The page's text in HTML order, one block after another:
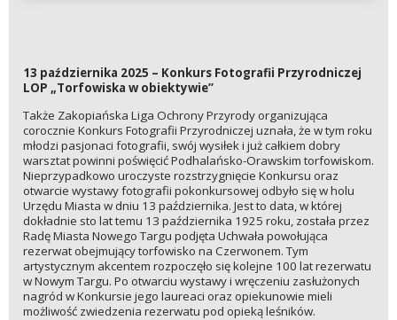
13 października 2025 – Konkurs Fotografii Przyrodniczej
LOP „Torfowiska w obiektywie”
Także Zakopiańska Liga Ochrony Przyrody organizująca
corocznie Konkurs Fotografii Przyrodniczej uznała, że w tym roku
młodzi pasjonaci fotografii, swój wysiłek i już całkiem dobry
warsztat powinni poświęcić Podhalańsko-Orawskim torfowiskom.
Nieprzypadkowo uroczyste rozstrzygnięcie Konkursu oraz
otwarcie wystawy fotografii pokonkursowej odbyło się w holu
Urzędu Miasta w dniu 13 października. Jest to data, w której
dokładnie sto lat temu 13 października 1925 roku, została przez
Radę Miasta Nowego Targu podjęta Uchwała powołująca
rezerwat obejmujący torfowisko na Czerwonem. Tym
artystycznym akcentem rozpoczęło się kolejne 100 lat rezerwatu
w Nowym Targu. Po otwarciu wystawy i wręczeniu zasłużonych
nagród w Konkursie jego laureaci oraz opiekunowie mieli
możliwość zwiedzenia rezerwatu pod opieką leśników.